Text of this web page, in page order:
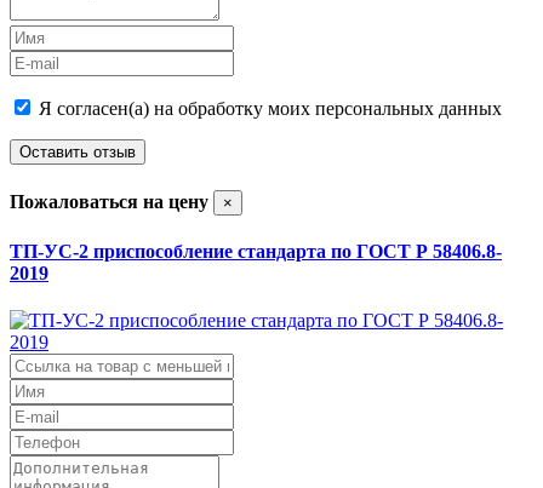
Я согласен(а) на обработку моих персональных данных
Оставить отзыв
Пожаловаться на цену ×
ТП-УС-2 приспособление стандарта по ГОСТ Р 58406.8-
2019